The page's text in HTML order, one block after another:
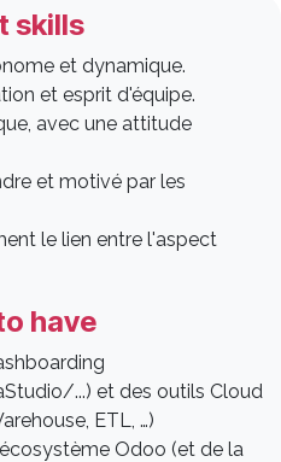
skills​
et dynamique.
et esprit d'équipe.
avec une attitude
et motivé par les
le lien entre l'aspect
have
...) et des outils Cloud
ETL, …)
Odoo (et de la